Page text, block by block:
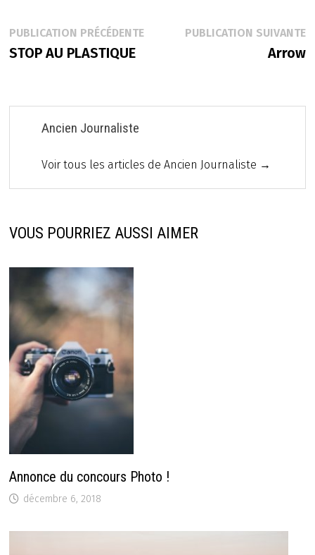
Navigation
de
PUBLICATION PRÉCÉDENTEPublication
STOP AU PLASTIQUE
PUBLICATION SUIVANTE
Arrow
Ancien Journaliste
Voir tous les articles de Ancien Journaliste →
VOUS POURRIEZ AUSSI AIMER
Annonce du concours Photo !
décembre 6, 2018